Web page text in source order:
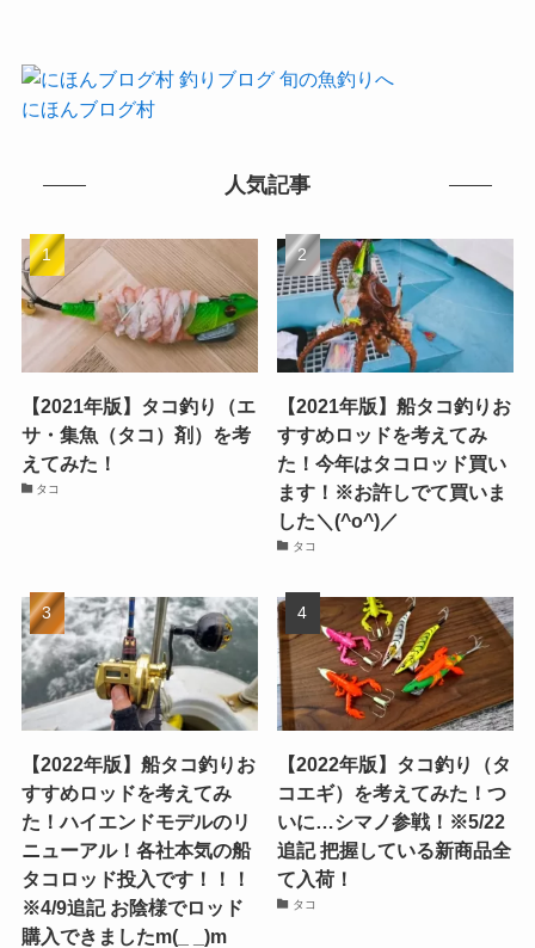
にほんブログ村
人気記事
【2021年版】タコ釣り（エ
サ・集魚（タコ）剤）を考
えてみた！
タコ
【2021年版】船タコ釣りお
すすめロッドを考えてみ
た！今年はタコロッド買い
ます！※お許しでて買いま
した＼(^o^)／
タコ
【2022年版】船タコ釣りお
すすめロッドを考えてみ
た！ハイエンドモデルのリ
ニューアル！各社本気の船
タコロッド投入です！！！
※4/9追記 お陰様でロッド
購入できましたm(_ _)m
【2022年版】タコ釣り（タ
コエギ）を考えてみた！つ
いに…シマノ参戦！※5/22
追記 把握している新商品全
て入荷！
タコ